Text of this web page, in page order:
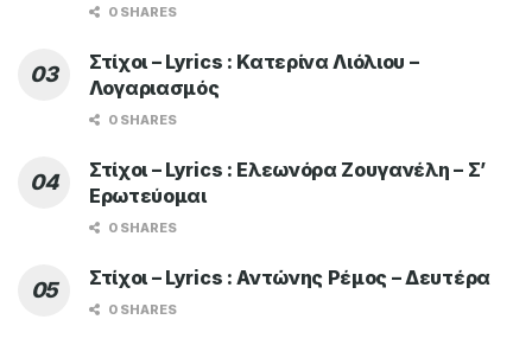
0 SHARES
Στίχοι – Lyrics : Κατερίνα Λιόλιου –
Λογαριασμός
0 SHARES
Στίχοι – Lyrics : Ελεωνόρα Ζουγανέλη – Σ’
Ερωτεύομαι
0 SHARES
Στίχοι – Lyrics : Αντώνης Ρέμος – Δευτέρα
0 SHARES